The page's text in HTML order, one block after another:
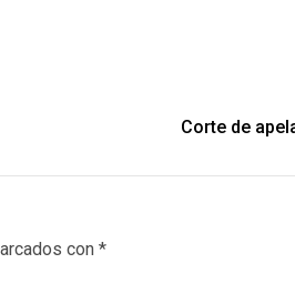
Corte de
con *